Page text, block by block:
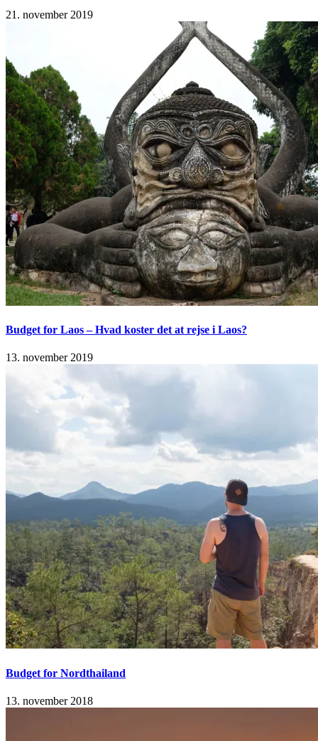
21. november 2019
Budget for Laos – Hvad koster det at rejse i Laos?
13. november 2019
Budget for Nordthailand
13. november 2018